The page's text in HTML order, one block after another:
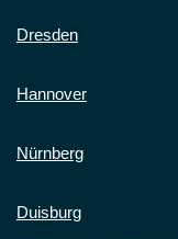
Dresden
Hannover
Nürnberg
Duisburg